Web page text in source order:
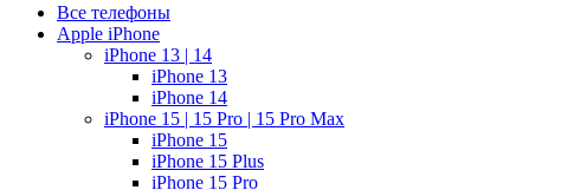
Все телефоны
Apple iPhone
iPhone 13 | 14
iPhone 13
iPhone 14
iPhone 15 | 15 Pro | 15 Pro Max
iPhone 15
iPhone 15 Plus
iPhone 15 Pro